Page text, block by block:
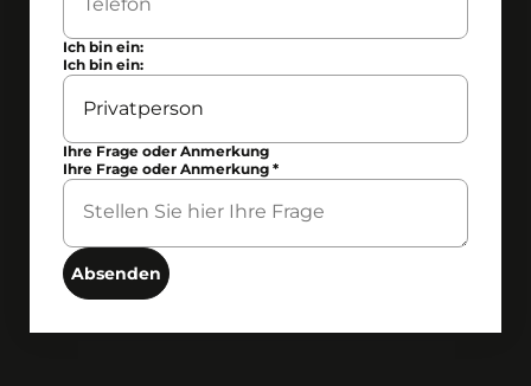
Ich bin ein:
Ich bin ein:
Ihre Frage oder Anmerkung
Ihre Frage oder Anmerkung*
Absenden